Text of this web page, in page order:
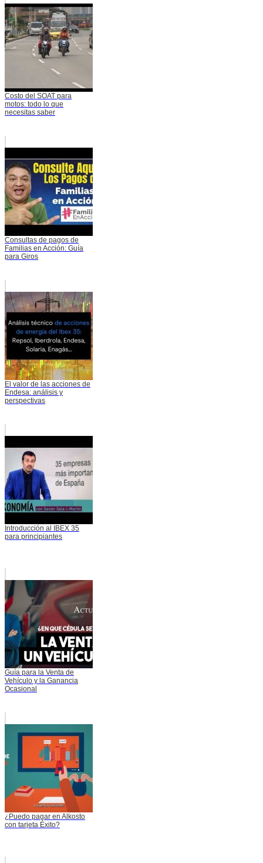
Costo del SOAT para
motos: todo lo que
necesitas saber
Consultas de pagos de
Familias en Acción: Guía
para Giros
El valor de las acciones de
Endesa: análisis y
perspectivas
Introducción al IBEX 35
para principiantes
Guía para la Venta de
Vehículo y la Ganancia
Ocasional
¿Puedo pagar en Alkosto
con tarjeta Éxito?